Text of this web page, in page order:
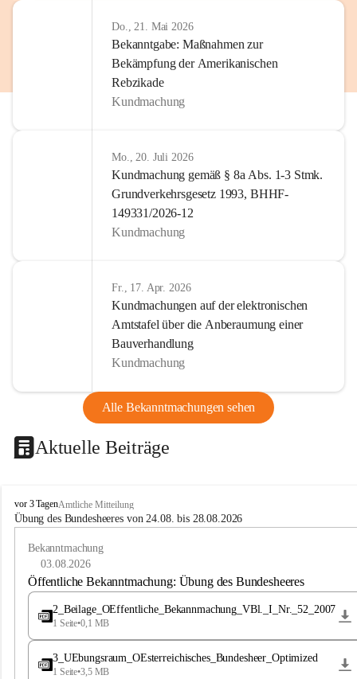
Do., 21. Mai 2026
Bekanntgabe: Maßnahmen zur
Bekämpfung der Amerikanischen
Rebzikade
Kundmachung
Mo., 20. Juli 2026
Kundmachung gemäß § 8a Abs. 1-3 Stmk.
Grundverkehrsgesetz 1993, BHHF-
149331/2026-12
Kundmachung
Fr., 17. Apr. 2026
Kundmachungen auf der elektronischen
Amtstafel über die Anberaumung einer
Bauverhandlung
Kundmachung
Alle Bekanntmachungen sehen
Aktuelle Beiträge
B
u
vor 3 TagenAmtliche Mitteilung
Übung des Bundesheeres von 24.08. bis 28.08.2026
Bekanntmachung
03.08.2026
Öffentliche Bekanntmachung: Übung des Bundesheeres
2_Beilage_OEffentliche_Bekannmachung_VBl._I_Nr._52_2007
1 Seite•0,1 MB
3_UEbungsraum_OEsterreichisches_Bundesheer_Optimized
1 Seite•3,5 MB